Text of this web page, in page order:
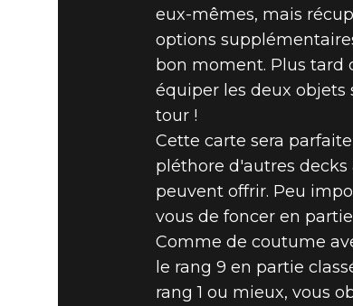
eux-mêmes, mais
options
bon moment. Plus tard
équiper les deux
tour !
Cette carte sera
pléthore d'autres
peuvent offrir. Peu
vous de foncer en
Comme de coutume
le rang 9 en partie
rang 1 ou mieux, vous